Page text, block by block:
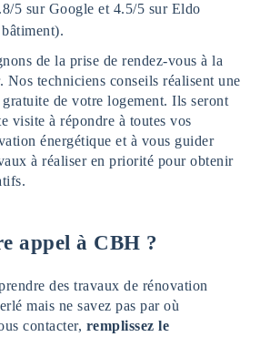
5 sur Google et 4.5/5 sur Eldo
de la prise de rendez-vous à la
Nos techniciens conseils réalisent une
de votre logement. Ils seront
visite à répondre à toutes vos
énergétique et à vous guider
à réaliser en priorité pour obtenir
appel à CBH ?
des travaux de rénovation
mais ne savez pas par où
contacter, remplissez le